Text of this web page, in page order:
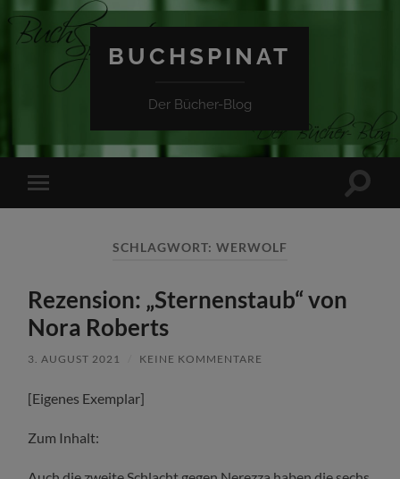
BUCHSPINAT
Der Bücher-Blog
Mobile-
Menü
SCHLAGWORT: WERWOLF
Rezension: „Sternenstaub“ von
Nora Roberts
3. AUGUST 2021 KEINE KOMMENTARE
[Eigenes Exemplar]
Zum Inhalt: